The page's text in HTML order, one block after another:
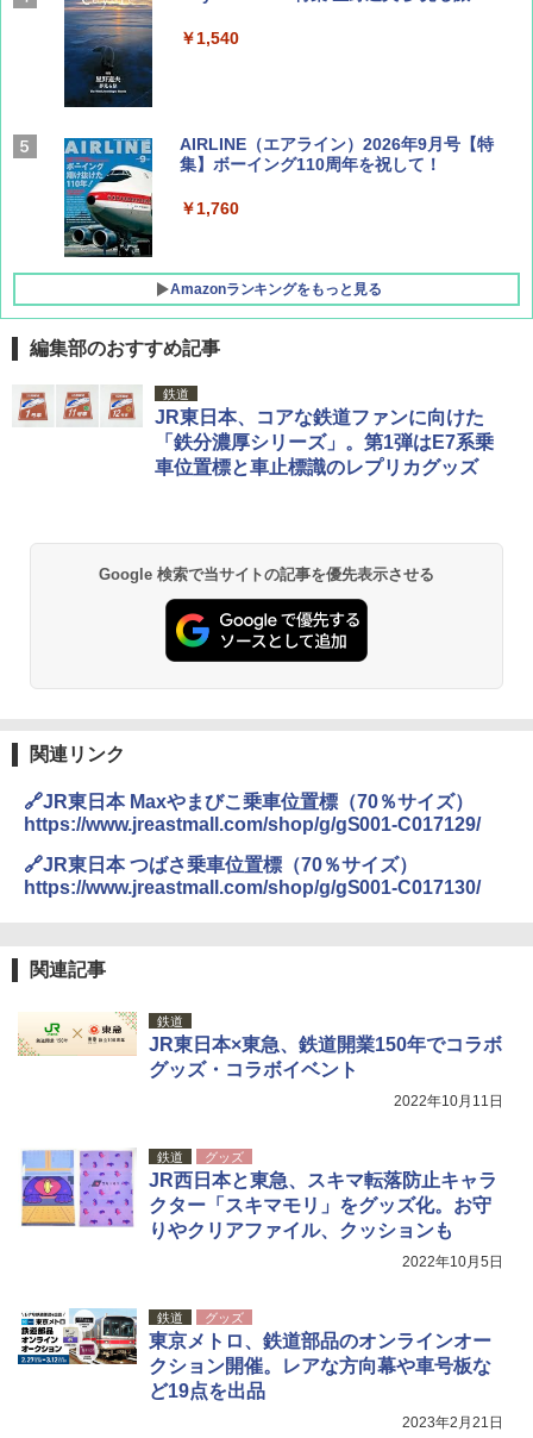
￥1,540
AIRLINE（エアライン）2026年9月号【特
集】ボーイング110周年を祝して！
￥1,760
Amazonランキングをもっと見る
D40 地球の歩き方 チェンマイ タイ北部の魅
力的な町 2026～2027 地球の歩き方D アジア
￥2,079
￥2,695
僕が見た未来【完全版】
A26 地球の歩き方 チェコ ポーランド スロヴ
ァキア 2026～2027 地球の歩き方A ヨーロッ
パ
球の歩き方A ヨーロッパ
￥2,479
[キャンパーズコレクション 山善] ポップアッ
プテント 傘みたいに広げて畳める パッとサ
ッとサンシェード キューブ フルクローズ メ
ッシュ 簡単設置 ワンタッチテント キャンプ
&ハイキング カーキ PATC-150(KH)
PYKES PEAK (パイクスピーク) 着替えテン
ト プライバシー テント 【中が透けない】 1
人用 折りたたみ 防災グッズ 災害用トイレ ビ
ーチ ピクニック ポップアップテント 携帯 簡
易 トイレテント (ブラック)
テント ワンタッチ RENEW 幅200 2-3人用 43
500002(88859)
￥5,999
￥9,990
イド ブラックコーティング フルクローズ メ
ッシュ 4人用 簡単設置 ポップアップテント P
ATCW-150B エクルベージュ
￥-
GRANDOOR ステンレス保冷剤 2個セット 2
026リニューアル 急速冷凍 空間倍増 衛生的
コンパクト 保冷力長持ち
￥2,980
BUNDOK(バンドック)ソロ ドーム 1 EX BDK
レーム ドーム型 テント
￥14,800
熊撃退スプレー 熊よけスプレー 熊スプレー
関の購入実績 登山・キャンプ・アウトドア・
防災用品 長期保存可能 緊急時用 日本国内発
送
￥3,680
￥6,459
コンパクト iimono117 (ブルー)
￥3,080
編集部のおすすめ記事
鉄道
JR東日本、コアな鉄道ファンに向けた
「鉄分濃厚シリーズ」。第1弾はE7系乗
車位置標と車止標識のレプリカグッズ
Google 検索で当サイトの記事を優先表示させる
関連リンク
🔗JR東日本 Maxやまびこ乗車位置標（70％サイズ）
https://www.jreastmall.com/shop/g/gS001-C017129/
🔗JR東日本 つばさ乗車位置標（70％サイズ）
https://www.jreastmall.com/shop/g/gS001-C017130/
関連記事
鉄道
JR東日本×東急、鉄道開業150年でコラボ
グッズ・コラボイベント
2022年10月11日
鉄道 グッズ
JR西日本と東急、スキマ転落防止キャラ
クター「スキマモリ」をグッズ化。お守
りやクリアファイル、クッションも
2022年10月5日
鉄道 グッズ
東京メトロ、鉄道部品のオンラインオー
クション開催。レアな方向幕や車号板な
ど19点を出品
2023年2月21日